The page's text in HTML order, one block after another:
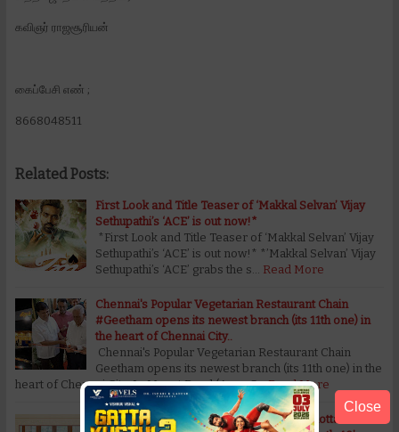
கவிஞர் ராஜசூரியன்
கைப்பேசி எண் ;
8668048511
Related Posts:
First Look and Title Teaser of ‘Makkal Selvan’ Vijay
Sethupathi’s ‘ACE’ is out now!*
*First Look and Title Teaser of ‘Makkal Selvan’ Vijay
Sethupathi’s ‘ACE’ is out now!* *’Makkal Selvan’ Vijay
Sethupathi’s ‘ACE’ grabs the s…
Read More
Chennai's Popular Vegetarian Restaurant Chain
#Geetham opens its newest branch (its 11th one) in
the heart of Chennai City..
Chennai's Popular Vegetarian Restaurant Chain
Geetham opens its newest branch (its 11th one) in the
heart of Chennai City..In Mount Road (Anna S… Read More
Shanthi Talkies Arun Viswa presents ’8 Thottakkal’ Sri
Close